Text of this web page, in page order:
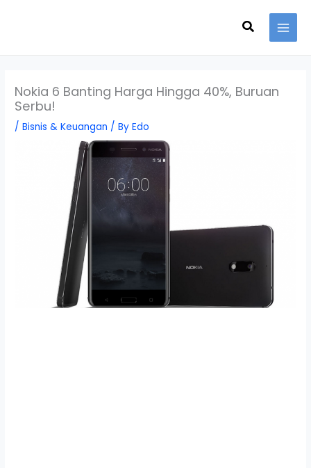
Search
Nokia 6 Banting Harga Hingga 40%, Buruan
Serbu!
/Bisnis & Keuangan / ByEdo